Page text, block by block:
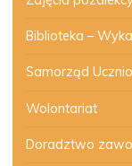
Biblioteka –
Samorząd
Wolontariat
Doradztwo